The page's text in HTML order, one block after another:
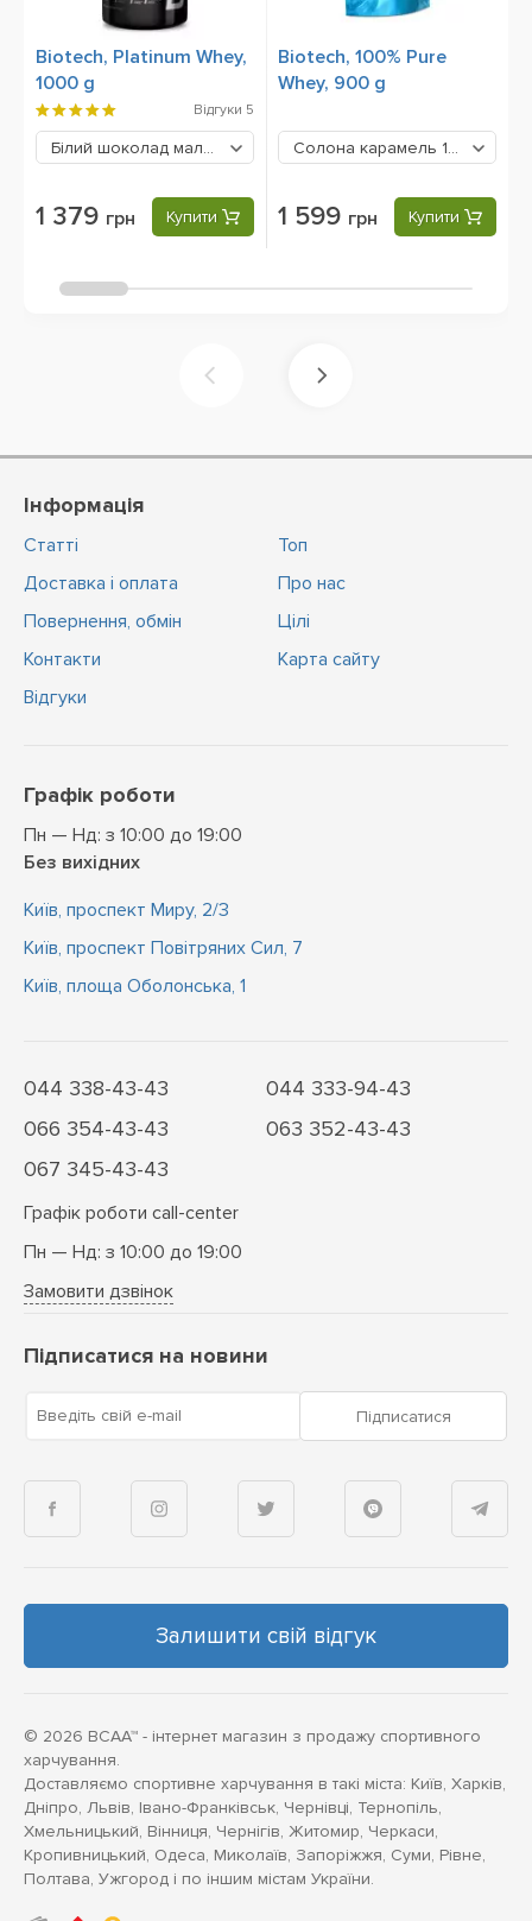
Biotech, Platinum Whey,
1000 g
Відгуки 5
Білий шоколад малина 1379 грн
1 379 грн Купити
Biotech, 100% Pure
Whey, 900 g
Солона карамель 1599 грн
1 599 грн Купити
Інформація
Статті
Доставка і оплата
Повернення, обмін
Контакти
Відгуки
Топ
Про нас
Цiлi
Карта сайту
Графік роботи
Пн — Нд: з 10:00 до 19:00
Без вихідних
Київ, проспект Миру, 2/3
Київ, проспект Повітряних Сил, 7
Київ, площа Оболонська, 1
044 338-43-43
044 333-94-43
066 354-43-43
063 352-43-43
067 345-43-43
Графік роботи call-center
Пн — Нд: з 10:00 до 19:00
Замовити дзвінок
Підписатися на новини
Введіть свій e-mail Підписатися
Залишити свій відгук
© 2026 BCAA™ - інтернет магазин з продажу спортивного
харчування.
Доставляємо спортивне харчування в такі міста: Київ, Харків,
Дніпро, Львів, Івано-Франківськ, Чернівці, Тернопіль,
Хмельницький, Вінниця, Чернігів, Житомир, Черкаси,
Кропивницький, Одеса, Миколаїв, Запоріжжя, Суми, Рівне,
Полтава, Ужгород і по іншим містам України.